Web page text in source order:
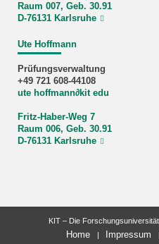
Raum 007, Geb. 30.91
D-76131 Karlsruhe
Ute Hoffmann
Prüfungsverwaltung
+49 721 608-44108
ute hoffmann∂kit edu
Fritz-Haber-Weg 7
Raum 006, Geb. 30.91
D-76131 Karlsruhe
KIT – Die
Home Impressum